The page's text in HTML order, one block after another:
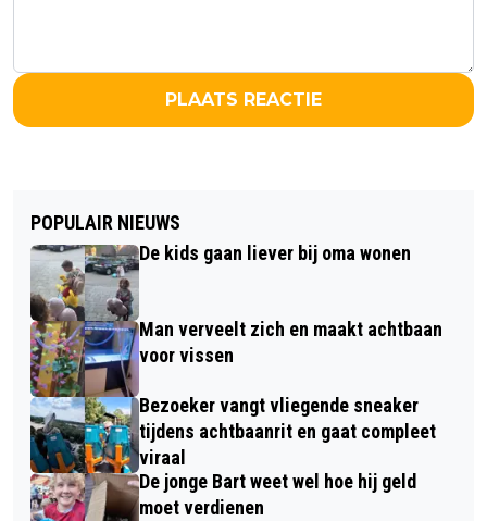
PLAATS REACTIE
POPULAIR NIEUWS
De kids gaan liever bij oma wonen
Man verveelt zich en maakt achtbaan
voor vissen
Bezoeker vangt vliegende sneaker
tijdens achtbaanrit en gaat compleet
viraal
De jonge Bart weet wel hoe hij geld
moet verdienen